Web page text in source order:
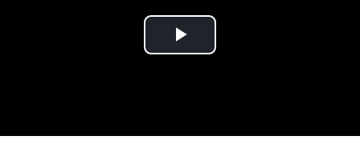
Play Video